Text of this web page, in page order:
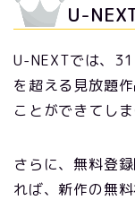
U-
U-NEXTでは、
を超える見放題
ことができてしま
さらに、無料登
れば、新作の無